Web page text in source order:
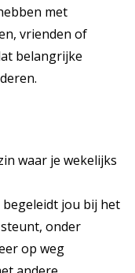
met
vrienden of
belangrijke
waar je wekelijks
jou bij het
onder
op weg